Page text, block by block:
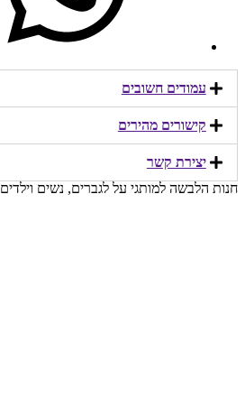
עמודים חשובים
קישורים מהירים​
יצירת קשר​
חנות הלבשה למותגי על לגברים, נשים וילדים